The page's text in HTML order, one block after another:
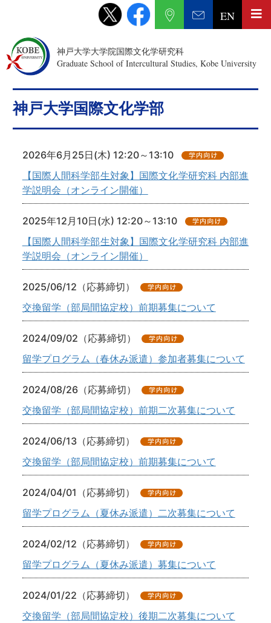
神戸大学大学院国際文化学研究科
Graduate School of Intercultural Studies, Kobe University
EN
神戸大学国際文化学部
2026年6月25日(木) 12:20～13:10
【国際人間科学部生対象】国際文化学研究科 内部進
学説明会（オンライン開催）
2025年12月10日(水) 12:20～13:10
【国際人間科学部生対象】国際文化学研究科 内部進
学説明会（オンライン開催）
2025/06/12（応募締切）
交換留学（部局間協定校）前期募集について
2024/09/02（応募締切）
留学プログラム（春休み派遣）参加者募集について
2024/08/26（応募締切）
交換留学（部局間協定校）前期二次募集について
2024/06/13（応募締切）
交換留学（部局間協定校）前期募集について
2024/04/01（応募締切）
留学プログラム（夏休み派遣）二次募集について
2024/02/12（応募締切）
留学プログラム（夏休み派遣）募集について
2024/01/22（応募締切）
交換留学（部局間協定校）後期二次募集について